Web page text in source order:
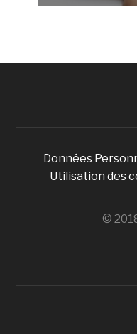
Données
Utilisation des
©